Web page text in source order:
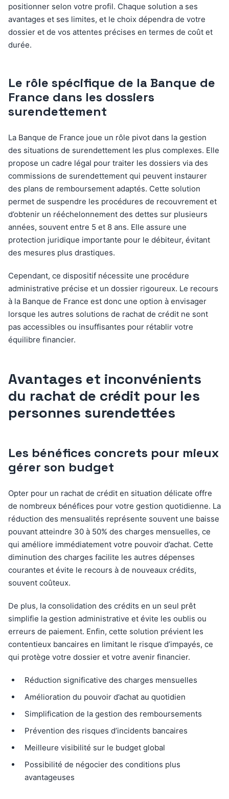
positionner selon votre profil. Chaque solution a ses
avantages et ses limites, et le choix dépendra de votre
dossier et de vos attentes précises en termes de coût et
durée.
Le rôle spécifique de la Banque de
France dans les dossiers
surendettement
La Banque de France joue un rôle pivot dans la gestion
des situations de surendettement les plus complexes. Elle
propose un cadre légal pour traiter les dossiers via des
commissions de surendettement qui peuvent instaurer
des plans de remboursement adaptés. Cette solution
permet de suspendre les procédures de recouvrement et
d’obtenir un rééchelonnement des dettes sur plusieurs
années, souvent entre 5 et 8 ans. Elle assure une
protection juridique importante pour le débiteur, évitant
des mesures plus drastiques.
Cependant, ce dispositif nécessite une procédure
administrative précise et un dossier rigoureux. Le recours
à la Banque de France est donc une option à envisager
lorsque les autres solutions de rachat de crédit ne sont
pas accessibles ou insuffisantes pour rétablir votre
équilibre financier.
Avantages et inconvénients
du rachat de crédit pour les
personnes surendettées
Les bénéfices concrets pour mieux
gérer son budget
Opter pour un rachat de crédit en situation délicate offre
de nombreux bénéfices pour votre gestion quotidienne. La
réduction des mensualités représente souvent une baisse
pouvant atteindre 30 à 50% des charges mensuelles, ce
qui améliore immédiatement votre pouvoir d’achat. Cette
diminution des charges facilite les autres dépenses
courantes et évite le recours à de nouveaux crédits,
souvent coûteux.
De plus, la consolidation des crédits en un seul prêt
simplifie la gestion administrative et évite les oublis ou
erreurs de paiement. Enfin, cette solution prévient les
contentieux bancaires en limitant le risque d’impayés, ce
qui protège votre dossier et votre avenir financier.
Réduction significative des charges mensuelles
Amélioration du pouvoir d’achat au quotidien
Simplification de la gestion des remboursements
Prévention des risques d’incidents bancaires
Meilleure visibilité sur le budget global
Possibilité de négocier des conditions plus
avantageuses